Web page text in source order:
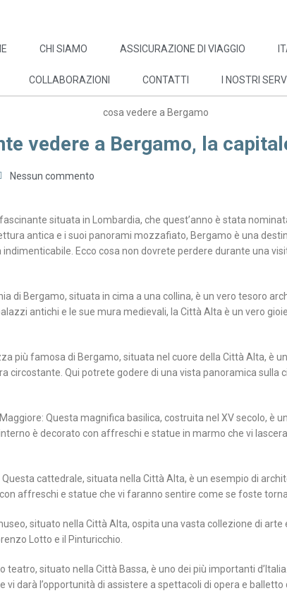
CHI SIAMO ASSICURAZIONE DI VIAGGIO
COLLABORAZIONI CONTATTI I NOSTRI
vedere a Bergamo, la
Nessun commento
situata in Lombardia, che quest’anno è stata
antica e i suoi panorami mozzafiato, Bergamo è una
indimenticabile. Ecco cosa non dovrete perdere durante una
di Bergamo, situata in cima a una collina, è un vero tesoro
antichi e le sue mura medievali, la Città Alta è un vero
più famosa di Bergamo, situata nel cuore della Città Alta, è
circostante. Qui potrete godere di una vista panoramica sulla
Questa magnifica basilica, costruita nel XV secolo, è
è decorato con affreschi e statue in marmo che vi
cattedrale, situata nella Città Alta, è un esempio di
affreschi e statue che vi faranno sentire come se foste
situato nella Città Alta, ospita una vasta collezione di arte
Lotto e il Pinturicchio.
teatro, situato nella Città Bassa, è uno dei più importanti
vi darà l’opportunità di assistere a spettacoli di opera e balletto